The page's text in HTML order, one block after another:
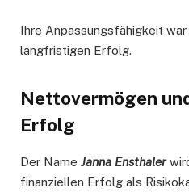
Ihre Anpassungsfähigkeit
langfristigen Erfolg.
Nettovermögen
Erfolg
Der Name Janna Ensthaler
finanziellen Erfolg als